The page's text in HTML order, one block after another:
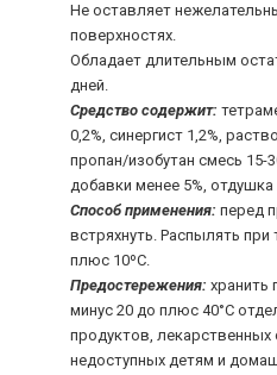
Не оставляет
поверхностях.
Обладает длительным
дней.
Средство содержит:
0,2%, синергист 1,2%,
пропан/изобутан смесь 15-
добавки менее 5%, отдушка
Способ применения: перед
встряхнуть. Распылять при
плюс 10ºС.
Предостережения: хранить
минус 20 до плюс 40°С
продуктов, лекарственных
недоступных детям и